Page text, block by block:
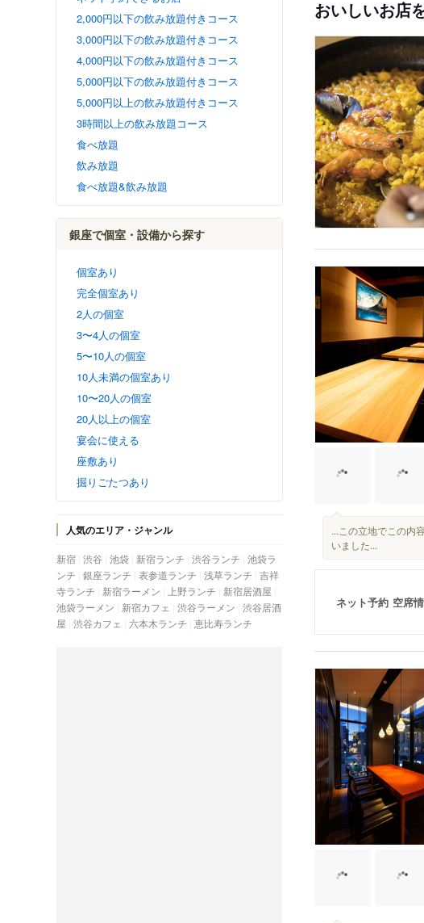
2,000円以下の飲み放題付きコース
3,000円以下の飲み放題付きコース
4,000円以下の飲み放題付きコース
5,000円以下の飲み放題付きコース
5,000円以上の飲み放題付きコース
3時間以上の飲み放題コース
食べ放題
飲み放題
食べ放題&飲み放題
銀座で個室・設備から探す
個室あり
完全個室あり
2人の個室
3〜4人の個室
5〜10人の個室
10人未満の個室あり
10〜20人の個室
20人以上の個室
宴会に使える
座敷あり
掘りごたつあり
人気のエリア・ジャンル
新宿 渋谷 池袋 新宿ランチ 渋谷ランチ 池袋ラ
ンチ 銀座ランチ 表参道ランチ 浅草ランチ 吉祥
寺ランチ
新宿ラーメン 上野ランチ
新宿居酒屋
池袋ラーメン
新宿カフェ 渋谷ラーメン 渋谷居酒
屋 渋谷カフェ 六本木ランチ 恵比寿ランチ
おいしいお店
...この立地でこの内
いました...
ネット予約 空席